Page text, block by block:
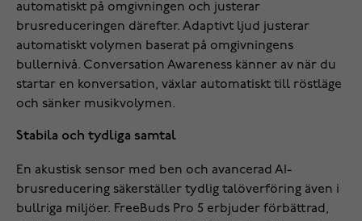
automatiskt på omgivningen och justerar
brusreduceringen därefter. Adaptivt ljud justerar
automatiskt volymen baserat på omgivningens
bullernivå. Conversation Awareness känner av när du
startar en konversation, växlar automatiskt till röstläge
och sänker musikvolymen.
Stabila och tydliga samtal
En akustisk sensor med ben och avancerad AI-
brusreducering säkerställer tydlig talöverföring även i
bullriga miljöer. FreeBuds Pro 5 erbjuder förbättrad,